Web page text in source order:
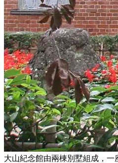
大山紀念館由兩棟別墅組成，